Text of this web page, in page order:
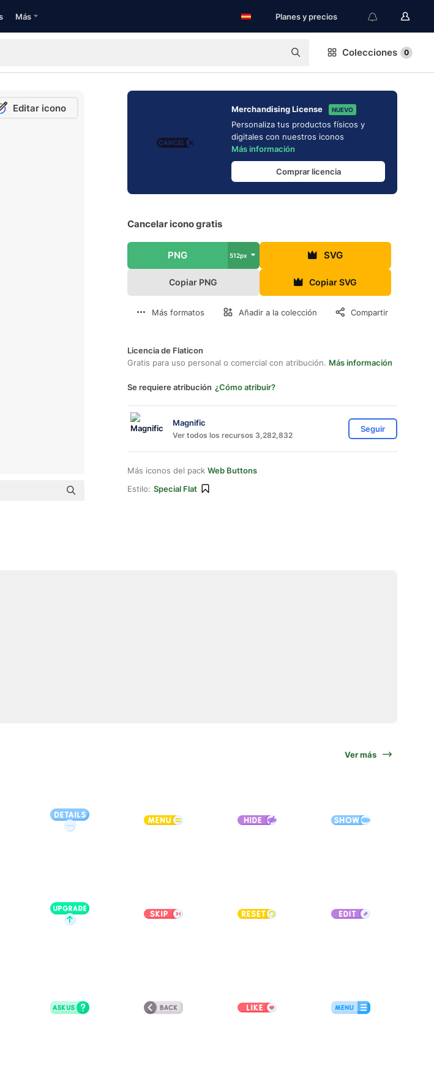
Más Planes y precios
Colecciones 0
Editar icono Merchandising License NUEVO
Personaliza tus productos físicos y
digitales con nuestros iconos
Más información
Comprar licencia
Cancelar icono gratis
PNG 512px SVG
Copiar PNG Copiar SVG
Más formatos Añadir a la colección Compartir
Licencia de Flaticon
Gratis para uso personal o comercial con atribución. Más información
Se requiere atribución ¿Cómo atribuir?
Magnific
Ver todos los recursos 3,282,832
Seguir
Más iconos del pack Web Buttons
Estilo: Special Flat
Ver más